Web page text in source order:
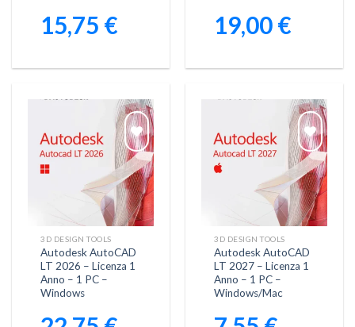
15,75 € 19,00€
Aggiungi
alla lista
dei
desideri
3D DESIGN TOOLS
Autodesk AutoCAD
LT 2026 – Licenza 1
Anno – 1 PC –
Windows
Aggiungi
alla lista
dei
desideri
3D DESIGN TOOLS
Autodesk AutoCAD
LT 2027 – Licenza 1
Anno – 1 PC –
Windows/Mac